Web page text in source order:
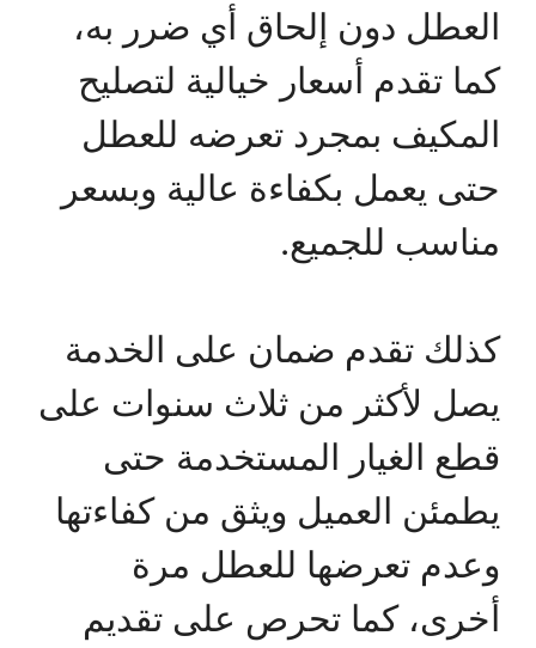
العطل دون إلحاق أي ضرر به،
كما تقدم أسعار خيالية لتصليح
المكيف بمجرد تعرضه للعطل
حتى يعمل بكفاءة عالية وبسعر
مناسب للجميع.
كذلك تقدم ضمان على الخدمة
يصل لأكثر من ثلاث سنوات على
قطع الغيار المستخدمة حتى
يطمئن العميل ويثق من كفاءتها
وعدم تعرضها للعطل مرة
أخرى، كما تحرص على تقديم